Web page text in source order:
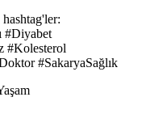
#Diyabet
#Kolesterol
#SakaryaSağlık